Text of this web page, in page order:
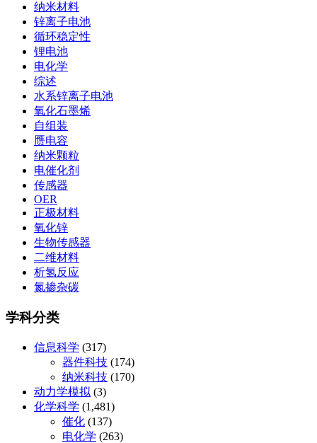
纳米材料
锌离子电池
循环稳定性
锂电池
电化学
综述
水系锌离子电池
氧化石墨烯
自组装
赝电容
纳米颗粒
电催化剂
传感器
OER
正极材料
氧化锌
生物传感器
二维材料
析氢反应
氮掺杂碳
学科分类
信息科学 (317)
器件科技 (174)
纳米科技 (170)
动力学模拟 (3)
化学科学 (1,481)
催化 (137)
电化学 (263)